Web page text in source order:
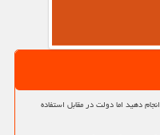
دهید اما دولت در مقابل استفاده